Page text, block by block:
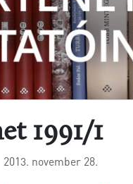
1991/1
2013. november 28.